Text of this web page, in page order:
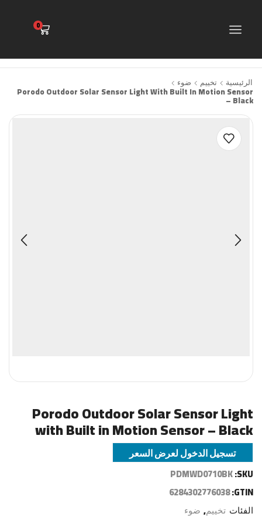
0
الرئيسية تخييم ضوء
Porodo Outdoor Solar Sensor Light With Built In Motion Sensor
– Black
Porodo Outdoor Solar Sensor Light
with Built in Motion Sensor – Black
تسجيل الدخول لعرض السعر
SKU:
PDMWD0710BK
GTIN:
6284302776038
الفئات تخييم, ضوء